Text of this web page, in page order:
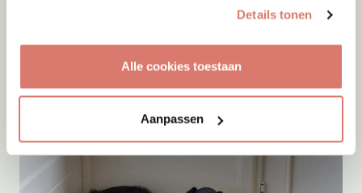
Details tonen
Alle cookies toestaan
Aanpassen